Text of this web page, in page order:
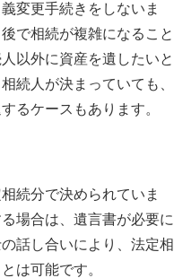
変更手続きをしないま
で相続が複雑になること
以外に資産を遺したいと
続人が決まっていても、
るケースもあります。
続分で決められていま
場合は、遺言書が必要に
話し合いにより、法定相
は可能です。